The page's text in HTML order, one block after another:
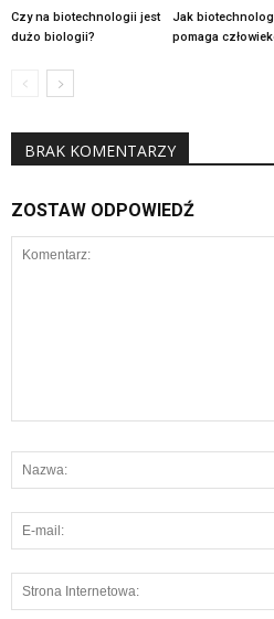
Czy na biotechnologii jest
dużo biologii?
Jak
pomaga
BRAK KOMENTARZY
ZOSTAW ODPOWIEDŹ